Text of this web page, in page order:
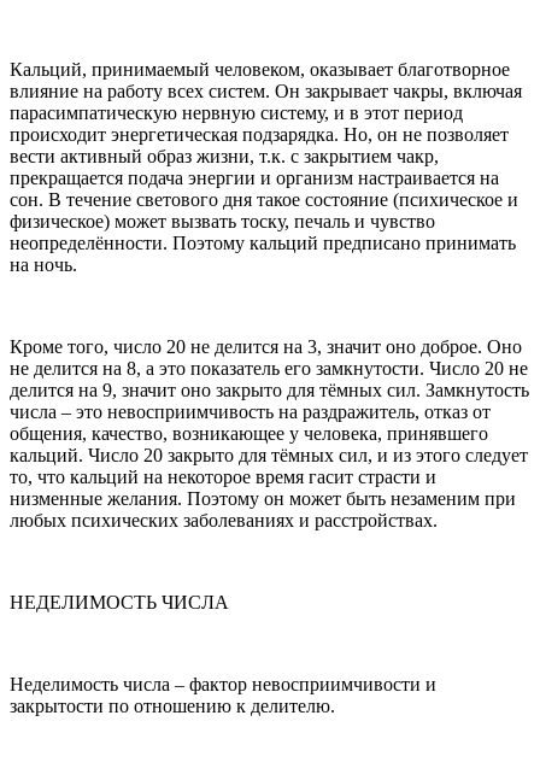
Кальций, принимаемый человеком, оказывает благотворное
влияние на работу всех систем. Он закрывает чакры, включая
парасимпатическую нервную систему, и в этот период
происходит энергетическая подзарядка. Но, он не позволяет
вести активный образ жизни, т.к. с закрытием чакр,
прекращается подача энергии и организм настраивается на
сон. В течение светового дня такое состояние (психическое и
физическое) может вызвать тоску, печаль и чувство
неопределённости. Поэтому кальций предписано принимать
на ночь.
Кроме того, число 20 не делится на 3, значит оно доброе. Оно
не делится на 8, а это показатель его замкнутости. Число 20 не
делится на 9, значит оно закрыто для тёмных сил. Замкнутость
числа – это невосприимчивость на раздражитель, отказ от
общения, качество, возникающее у человека, принявшего
кальций. Число 20 закрыто для тёмных сил, и из этого следует
то, что кальций на некоторое время гасит страсти и
низменные желания. Поэтому он может быть незаменим при
любых психических заболеваниях и расстройствах.
НЕДЕЛИМОСТЬ ЧИСЛА
Неделимость числа – фактор невосприимчивости и
закрытости по отношению к делителю.